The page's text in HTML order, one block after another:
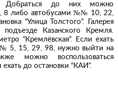
Добраться до них можно
8 либо автобусами №№ 10, 22,
“Улица Толстого”. Галерея
Казанского Кремля.
“Кремлёвская”. Если ехать
5, 15, 29, 98, нужно выйти на
можно воспользоваться
до остановки “КАИ”.